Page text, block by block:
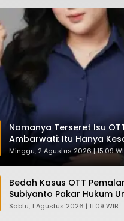
Namanya Terseret Isu
Ambarwati: Itu Hanya
Minggu, 2 Agustus 2026 | 15:09
Bedah Kasus OTT
Subiyanto Pakar Hukum
Penyertaan KPK
Sabtu, 1 Agustus 2026 | 11:09 WIB